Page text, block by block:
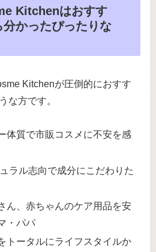
Kitchenはおすす
かったぴったりな
Kitchenが圧倒的におすす
な方です。
体質で市販コスメに不安を感
ラル志向で成分にこだわりた
ん、赤ちゃんのケア用品を安
・パパ
トータルにライフスタイルか